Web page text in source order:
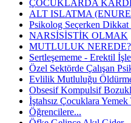
ÇOCUKLARDA
ALT ISLATMA
Psikolog Seçerken
NARSİSİSTİK OLMAK
MUTLULUK NEREDE?
Sertleşememe - Erektil
Özel Sektörde Çalışan
Evlilik Mutluluğu
Obsesif Kompulsif
İştahsız Çocuklara
Öğrencilere...